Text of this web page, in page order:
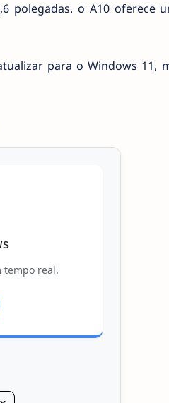
polegadas. o A10 oferece
para o Windows 11,
tempo real.